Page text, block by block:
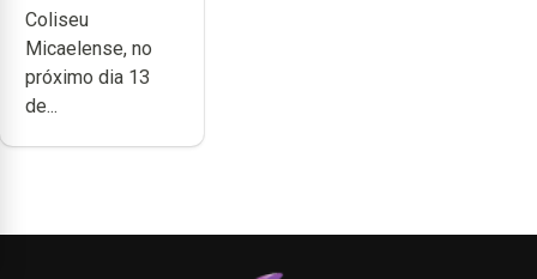
Coliseu
Micaelense
Coliseu
Micaelense, no
próximo dia 13
de...